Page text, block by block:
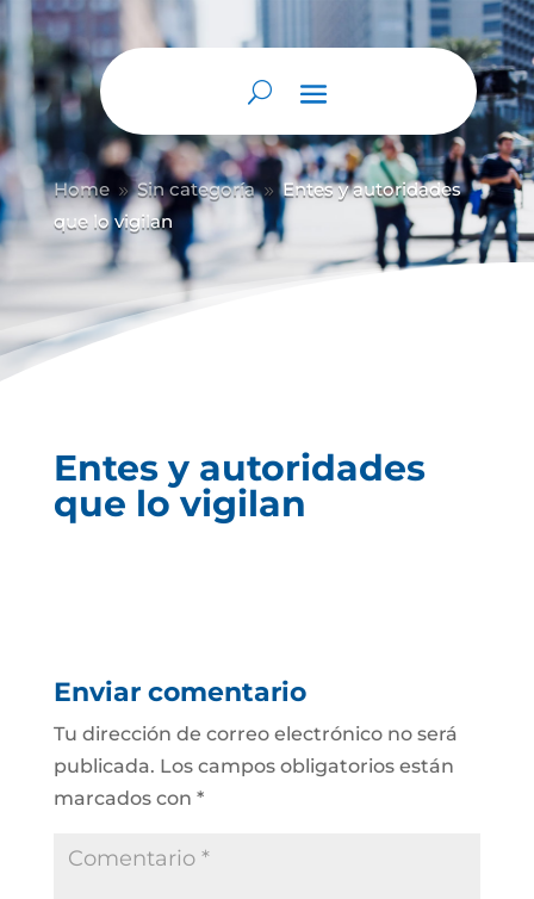
Home 9 Sin categoría 9 Entes y autoridades
que lo vigilan
Entes y autoridades
que lo vigilan
Enviar comentario
Tu dirección de correo electrónico no será
publicada. Los campos obligatorios están
marcados con *